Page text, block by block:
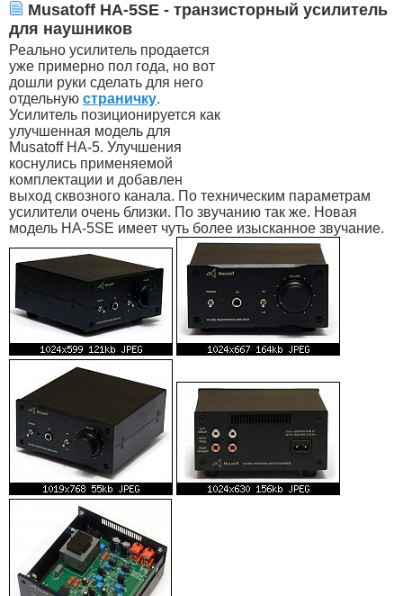
Musatoff HA-5SE - транзисторный усилитель
для наушников
Реально усилитель продается
уже примерно пол года, но вот
дошли руки сделать для него
отдельную страничку.
Усилитель позиционируется как
улучшенная модель для
Musatoff HA-5. Улучшения
коснулись применяемой
комплектации и добавлен
выход сквозного канала. По техническим параметрам
усилители очень близки. По звучанию так же. Новая
модель HA-5SE имеет чуть более изысканное звучание.